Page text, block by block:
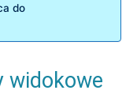
do
widokowe